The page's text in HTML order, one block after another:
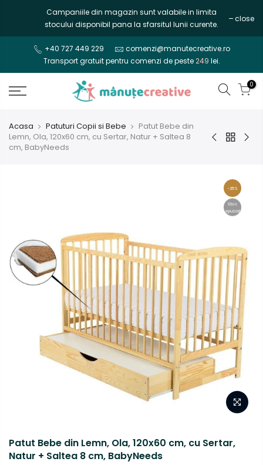
continut
Campaniile din magazin sunt valabile in limita
stocului disponibil pana la sfarsitul lunii curente.
close
+40 727 449 229
comenzi@manutecreative.ro
Transport gratuit pentru comenzi de peste249 lei.
0
Acasa Patuturi Copii si Bebe
Patut Bebe din
Lemn, Ola, 120x60 cm, cu Sertar, Natur + Saltea 8
cm, BabyNeeds
-25%
Stoc
epuizat
Patut Bebe din Lemn, Ola, 120x60 cm, cu Sertar,
Natur + Saltea 8 cm, BabyNeeds